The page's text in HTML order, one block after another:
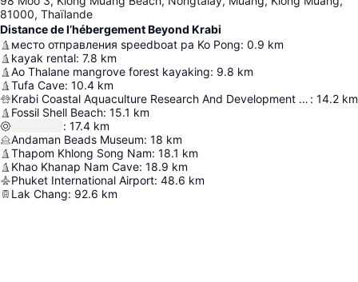
81000, Thaïlande
Distance de l’hébergement Beyond Krabi
место отправления speedboat ра Ko Pong: 0.9 km
kayak rental: 7.8 km
Ao Thalane mangrove forest kayaking: 9.8 km
Tufa Cave: 10.4 km
Krabi Coastal Aquaculture Research And Development Center : 14.2 km
Fossil Shell Beach: 15.1 km
: 17.4 km
Andaman Beads Museum: 18 km
Thapom Khlong Song Nam: 18.1 km
Khao Khanap Nam Cave: 18.9 km
Phuket International Airport: 48.6 km
Lak Chang: 92.6 km